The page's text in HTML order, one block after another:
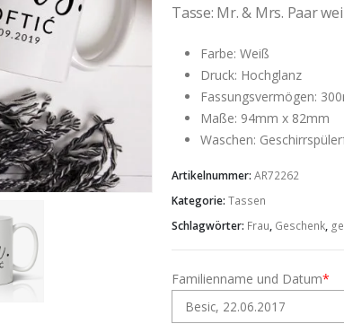
Tasse: Mr. & Mrs. Paar
Farbe: Weiß
Druck: Hochglanz
Fassungsvermögen:
Maße: 94mm x 82mm
Waschen:
Artikelnummer: AR72262
Kategorie: Tassen
Schlagwörter: Frau, Geschenk,
Familienname und Datum*